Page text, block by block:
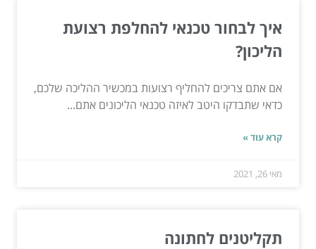
איך לבחור טכנאי להחלפת רצועת
הליכון?
אם אתם צריכים להחליף רצועות במכשיר ההליכה שלכם,
כדאי שתבדקו היטב לאיזה טכנאי הליכונים אתם...
קרא עוד »
מאי 26, 2021
תקליטנים לחתונה